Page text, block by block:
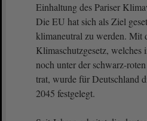
Einhaltung des Pariser
Die EU hat sich als Ziel
klimaneutral zu werden. Mit
Klimaschutzgesetz, welches
noch unter der schwarz-roten
trat, wurde für Deutschland
2045 festgelegt.